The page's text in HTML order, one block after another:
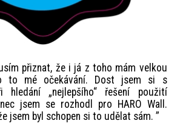
přiznat, že i já z toho mám velkou
to mé očekávání. Dost jsem si s
hledání „nejlepšího“ řešení použití
jsem se rozhodl pro HARO Wall.
jsem byl schopen si to udělat sám. ”